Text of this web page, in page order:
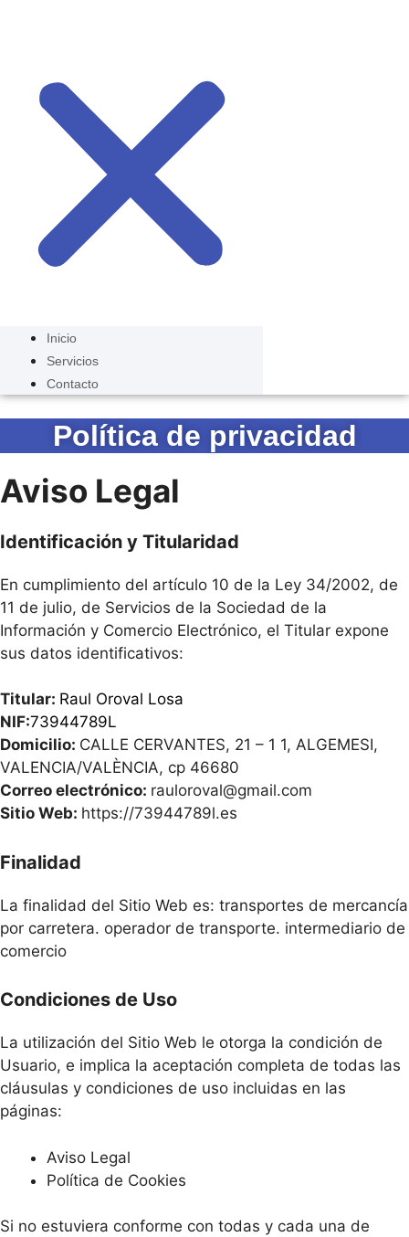
Inicio
Servicios
Contacto
Política de privacidad
Aviso Legal
Identificación y Titularidad
En cumplimiento del artículo 10 de la Ley 34/2002, de
11 de julio, de Servicios de la Sociedad de la
Información y Comercio Electrónico, el Titular expone
sus datos identificativos:
Titular: Raul Oroval Losa
NIF:73944789L
Domicilio: CALLE CERVANTES, 21 – 1 1, ALGEMESI,
VALENCIA/VALÈNCIA, cp 46680
Correo electrónico: rauloroval@gmail.com
Sitio Web: https://73944789l.es
Finalidad
La finalidad del Sitio Web es: transportes de mercancía
por carretera. operador de transporte. intermediario de
comercio
Condiciones de Uso
La utilización del Sitio Web le otorga la condición de
Usuario, e implica la aceptación completa de todas las
cláusulas y condiciones de uso incluidas en las
páginas:
Aviso Legal
Política de Cookies
Si no estuviera conforme con todas y cada una de